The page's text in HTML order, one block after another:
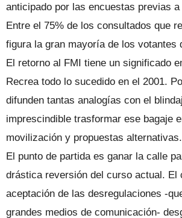
anticipado por las encuestas previas
Entre el 75% de los consultados que
figura la gran mayoría de los votantes
El retorno al FMI tiene un significado
Recrea todo lo sucedido en el 2001.
difunden tantas analogías con el
imprescindible trasformar ese bagaje
movilización y propuestas alternativas.
El punto de partida es ganar la calle
drástica reversión del curso actual. El
aceptación de las desregulaciones -
grandes medios de comunicación-